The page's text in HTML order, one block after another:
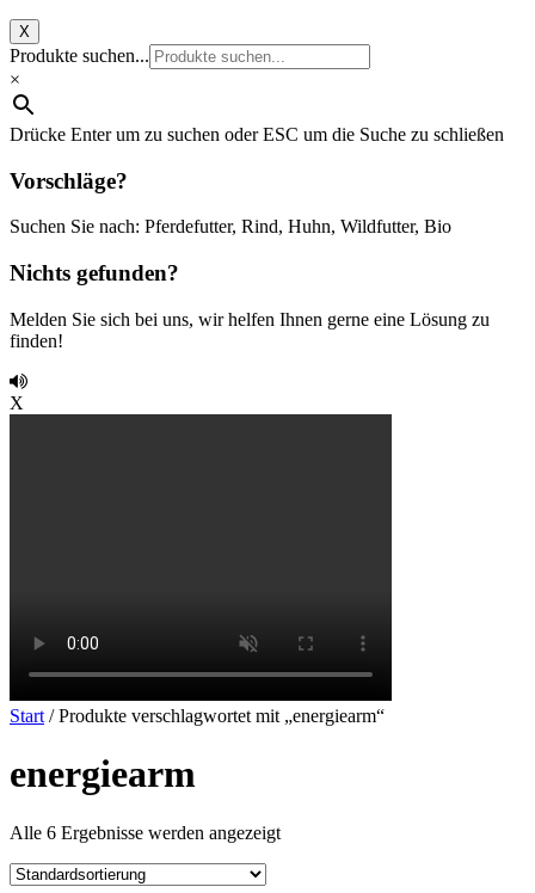
X
Produkte suchen...
×
Drücke Enter um zu suchen oder ESC um die Suche zu schließen
Vorschläge?
Suchen Sie nach: Pferdefutter, Rind, Huhn, Wildfutter, Bio
Nichts gefunden?
Melden Sie sich bei uns, wir helfen Ihnen gerne eine Lösung zu
finden!
X
Start / Produkte verschlagwortet mit „energiearm“
energiearm
Alle 6 Ergebnisse werden angezeigt